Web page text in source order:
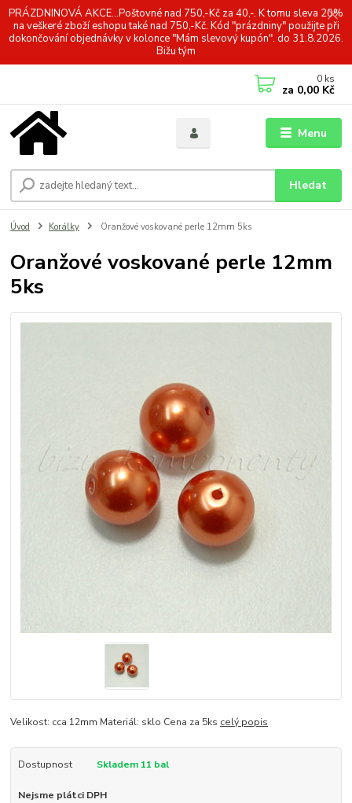
PRÁZDNINOVÁ AKCE...Poštovné nad 750,-Kč za 40,-. K tomu sleva 20%
na veškeré zboží eshopu také nad 750,-Kč. Kód "prázdniny" použijte při
dokončování objednávky v kolonce "Mám slevový kupón". do 31.8.2026.
Bižu tým
Menu
Hledat
0 ks
za 0,00 Kč
Úvod Korálky Oranžové voskované perle 12mm 5ks
Oranžové voskované perle 12mm
5ks
Velikost: cca 12mm Materiál: sklo Cena za 5ks celý popis
Dostupnost Skladem 11 bal
Nejsme plátci DPH